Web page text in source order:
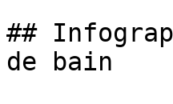
##
de bain